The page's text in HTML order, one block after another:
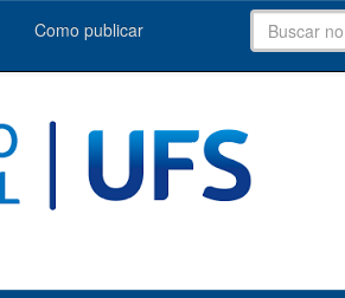
Como publicar